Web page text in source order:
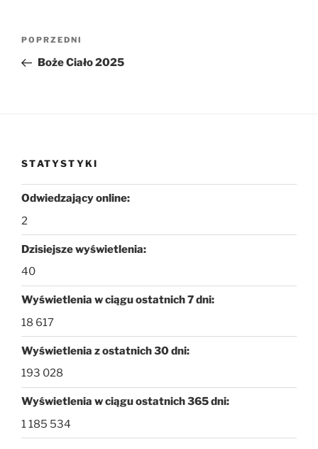
Nawigacja
Poprzedni
wpis
POPRZEDNI
Boże Ciało 2025
STATYSTYKI
Odwiedzający online:
2
Dzisiejsze wyświetlenia:
40
Wyświetlenia w ciągu ostatnich 7 dni:
18 617
Wyświetlenia z ostatnich 30 dni:
193 028
Wyświetlenia w ciągu ostatnich 365 dni:
1 185 534